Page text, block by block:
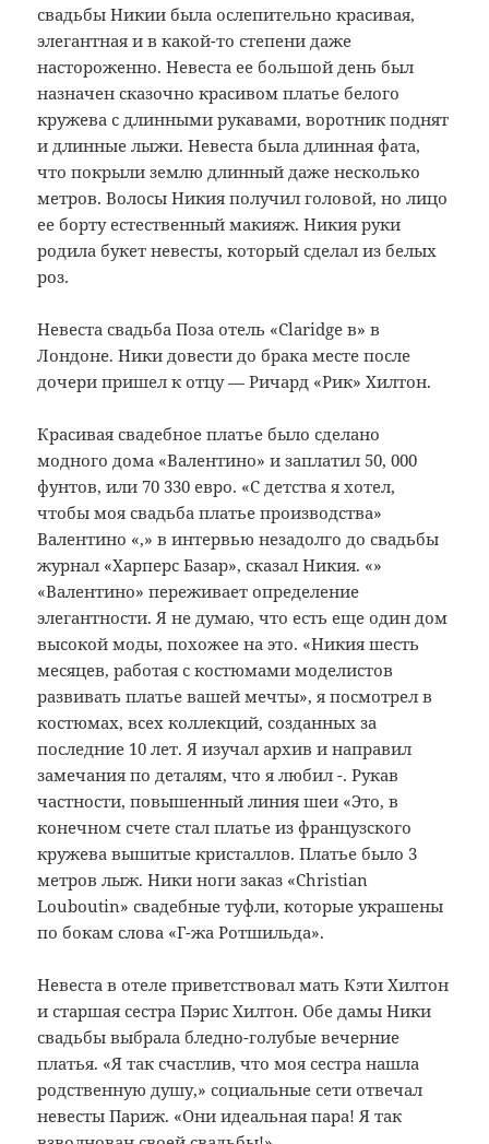
свадьбы Никии была ослепительно красивая,
элегантная и в какой-то степени даже
настороженно.Невеста ее большой день был
назначен сказочно красивом платье белого
кружева с длинными рукавами, воротник поднят
и длинные лыжи.Невеста была длинная фата,
что покрыли землю длинный даже несколько
метров.Волосы Никия получил головой, но лицо
ее борту естественный макияж.Никия руки
родила букет невесты, который сделал из белых
роз.
Невеста свадьба Поза отель «Claridge в» в
Лондоне.Ники довести до брака месте после
дочери пришел к отцу — Ричард «Рик» Хилтон.
Красивая свадебное платье было сделано
модного дома «Валентино» и заплатил 50, 000
фунтов, или 70 330 евро. «С детства я хотел,
чтобы моя свадьба платье производства»
Валентино «,» в интервью незадолго до свадьбы
журнал «Харперс Базар», сказал Никия. «»
«Валентино» переживает определение
элегантности. Я не думаю, что есть еще один дом
высокой моды, похожее на это. «Никия шесть
месяцев, работая с костюмами моделистов
развивать платье вашей мечты», я посмотрел в
костюмах, всех коллекций, созданных за
последние 10 лет. Я изучал архив и направил
замечания по деталям, что я любил -. Рукав
частности, повышенный линия шеи «Это, в
конечном счете стал платье из французского
кружева вышитые кристаллов.Платье было 3
метров лыж.Ники ноги заказ «Christian
Louboutin» свадебные туфли, которые украшены
по бокам слова «Г-жа Ротшильда».
Невеста в отеле приветствовал мать Кэти Хилтон
и старшая сестра Пэрис Хилтон.Обе дамы Ники
свадьбы выбрала бледно-голубые вечерние
платья. «Я так счастлив, что моя сестра нашла
родственную душу,» социальные сети отвечал
невесты Париж. «Они идеальная пара! Я так